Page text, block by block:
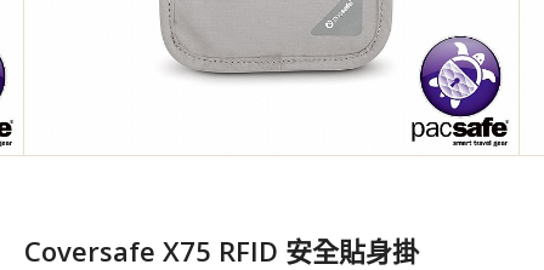
Coversafe X75 RFID 安全貼身掛